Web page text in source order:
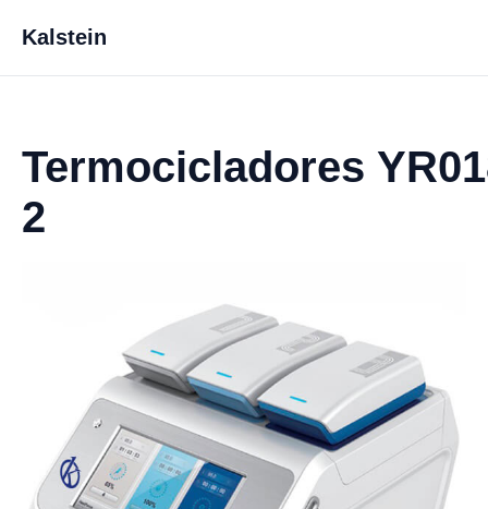
Kalstein
Termocicladores
2